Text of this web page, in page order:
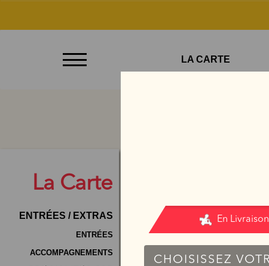
Emporter
Contact
Mentions
Légales
LA CARTE
La Carte
ENTRÉES / EXTRAS
ENTRÉES
ACCOMPAGNEMENTS